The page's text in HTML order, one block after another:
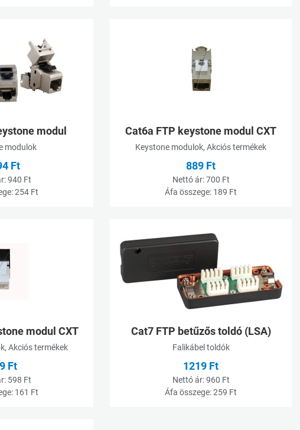
Összehasonlításhoz adom
modul
modulok
Ft
940 Ft
254 Ft
Cat6a FTP keystone modul CXT
Keystone modulok, Akciós termékek
889 Ft
Nettó ár:700 Ft
Áfa összege: 189 Ft
Kívánságlistához adom
Összehasonlításhoz adom
modul CXT
Akciós termékek
Ft
598 Ft
161 Ft
Cat7 FTP betűzős toldó (LSA)
Falikábel toldók
1219 Ft
Nettó ár:960 Ft
Áfa összege:259 Ft